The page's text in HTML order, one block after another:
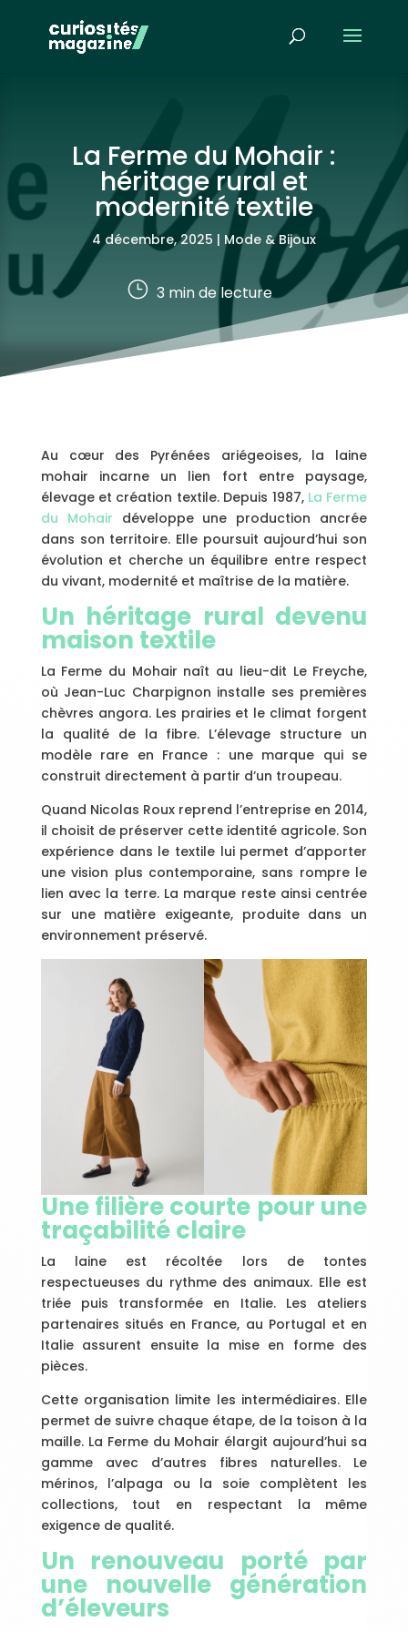
La Ferme du Mohair :
héritage rural et
modernité textile
4 décembre, 2025 | Mode & Bijoux
} 3min de lecture
Au cœur des Pyrénées ariégeoises, la laine
mohair incarne un lien fort entre paysage,
élevage et création textile. Depuis 1987, La Ferme
du Mohair développe une production ancrée
dans son territoire. Elle poursuit aujourd’hui son
évolution et cherche un équilibre entre respect
du vivant, modernité et maîtrise de la matière.
Un héritage rural devenu
maison textile
La Ferme du Mohair naît au lieu-dit Le Freyche,
où Jean-Luc Charpignon installe ses premières
chèvres angora. Les prairies et le climat forgent
la qualité de la fibre. L’élevage structure un
modèle rare en France : une marque qui se
construit directement à partir d’un troupeau.
Quand Nicolas Roux reprend l’entreprise en 2014,
il choisit de préserver cette identité agricole. Son
expérience dans le textile lui permet d’apporter
une vision plus contemporaine, sans rompre le
lien avec la terre. La marque reste ainsi centrée
sur une matière exigeante, produite dans un
environnement préservé.
Une filière courte pour une
traçabilité claire
La laine est récoltée lors de tontes
respectueuses du rythme des animaux. Elle est
triée puis transformée en Italie. Les ateliers
partenaires situés en France, au Portugal et en
Italie assurent ensuite la mise en forme des
pièces.
Cette organisation limite les intermédiaires. Elle
permet de suivre chaque étape, de la toison à la
maille. La Ferme du Mohair élargit aujourd’hui sa
gamme avec d’autres fibres naturelles. Le
mérinos, l’alpaga ou la soie complètent les
collections, tout en respectant la même
exigence de qualité.
Un renouveau porté par
une nouvelle génération
d’éleveurs